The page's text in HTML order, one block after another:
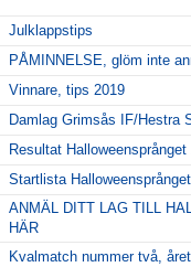
Julklappstips
PÅMINNELSE, glöm inte
Vinnare, tips 2019
Damlag Grimsås IF/Hestra
Resultat Halloweensprånget
Startlista
ANMÄL DITT LAG TILL
HÄR
Kvalmatch nummer två,